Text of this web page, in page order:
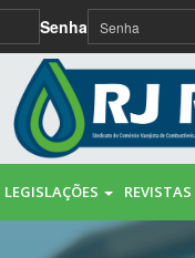
Senha
LEGISLAÇÕES REVISTAS